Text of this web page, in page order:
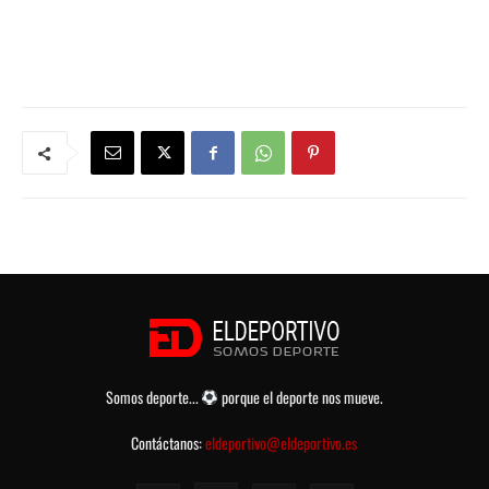
Somos deporte...
porque el deporte nos mueve.
Contáctanos:eldeportivo@eldeportivo.es